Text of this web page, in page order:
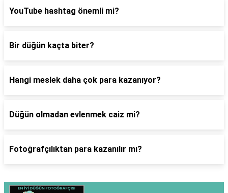
YouTube hashtag önemli mi?
Bir düğün kaçta biter?
Hangi meslek daha çok para kazanıyor?
Düğün olmadan evlenmek caiz mi?
Fotoğrafçılıktan para kazanılır mı?